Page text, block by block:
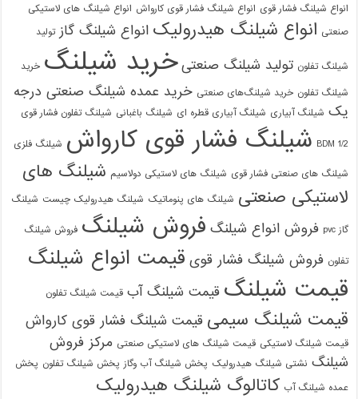
انواع شیلنگ فشار قوی انواع شیلنگ فشار قوی کارواش انواع شیلنگ های لاستیکی
صنعتی انواع شیلنگ هیدرولیک انواع شیلنگ گاز تولید
شیلنگ تفلون تولید شیلنگ صنعتی خرید شیلنگ خرید
شیلنگ تفلون خرید شیلنگ‌های صنعتی خرید عمده شیلنگ صنعتی درجه
یک شیلنگ آبیاری شیلنگ آبیاری قطره ای شیلنگ باغبانی شیلنگ تفلون فشار قوی
1/2 BDM شیلنگ فشار قوی کارواش شیلنگ فلزی
شیلنگ های صنعتی فشار قوی شیلنگ های لاستیکی دولاسیم شیلنگ های
لاستیکی صنعتی شیلنگ های پنوماتیک شیلنگ هیدرولیک چیست شیلنگ
گاز pvc فروش انواع شیلنگ فروش شیلنگ فروش شیلنگ
تفلون فروش شیلنگ فشار قوی قیمت انواع شیلنگ
قیمت شیلنگ قیمت شیلنگ آب قیمت شیلنگ تفلون
قیمت شیلنگ سیمی قیمت شیلنگ فشار قوی کارواش
قیمت شیلنگ لاستیکی قیمت شیلنگ های لاستیکی صنعتی مرکز فروش
شیلنگ نشتی شیلنگ هیدرولیک پخش شیلنگ آب وگاز پخش شیلنگ تفلون پخش
عمده شیلنگ آب کاتالوگ شیلنگ هیدرولیک